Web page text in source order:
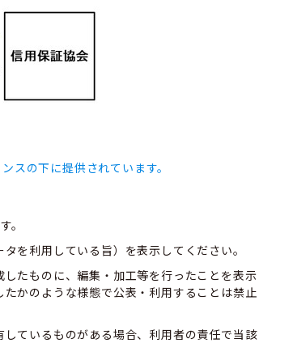
スの下に提供されています。
。
を利用している旨）を表示してください。
たものに、編集・加工等を行ったことを表示
かのような様態で公表・利用することは禁止
ているものがある場合、利用者の責任で当該